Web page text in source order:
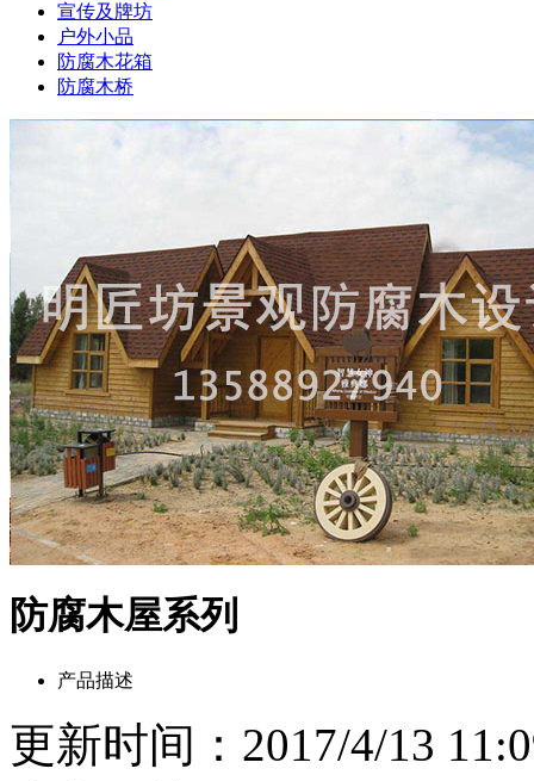
宣传及牌坊
户外小品
防腐木花箱
防腐木桥
防腐木屋系列
产品描述
更新时间：2017/4/13